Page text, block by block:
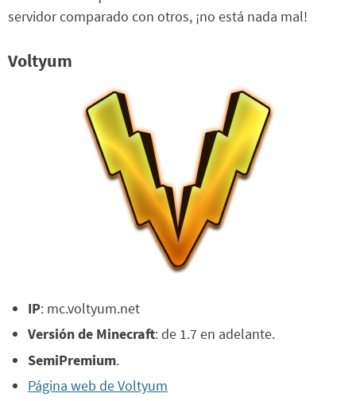
servidor comparado con otros, ¡no está nada mal!
Voltyum
IP: mc.voltyum.net
Versión de Minecraft: de 1.7 en adelante.
SemiPremium.
Página web de Voltyum